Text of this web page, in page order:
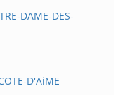
DAME-DES-
D'AiME